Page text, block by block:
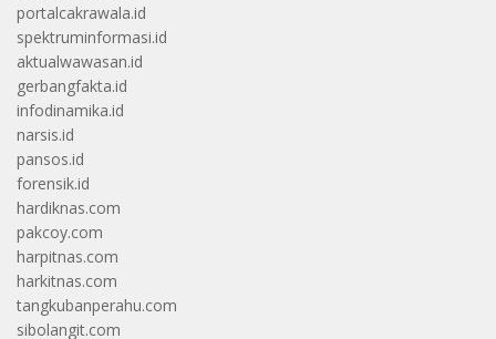
portalcakrawala.id
spektruminformasi.id
aktualwawasan.id
gerbangfakta.id
infodinamika.id
narsis.id
pansos.id
forensik.id
hardiknas.com
pakcoy.com
harpitnas.com
harkitnas.com
tangkubanperahu.com
sibolangit.com